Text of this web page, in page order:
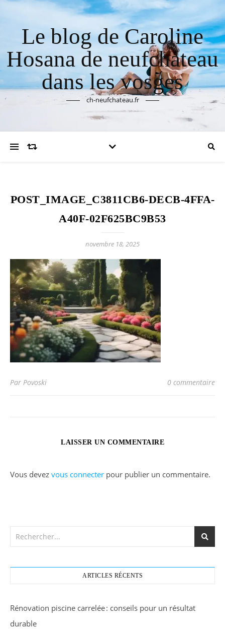
Le blog de Caroline
Hosana de neufchateau
dans les vosges
ch-neufchateau.fr
POST_IMAGE_C3811CB6-DECB-4FFA-
A40F-02F625BC9B53
novembre 18, 2025
Par Povoski 0 commentaire
LAISSER UN COMMENTAIRE
Vous devez vous connecter pour publier un commentaire.
ARTICLES RÉCENTS
Rénovation piscine carrelée : conseils pour un résultat
durable